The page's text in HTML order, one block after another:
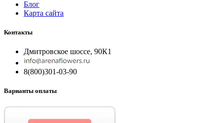
Блог
Карта сайта
Контакты
Дмитровское шоссе, 90К1
8(800)301-03-90
Варианты оплаты